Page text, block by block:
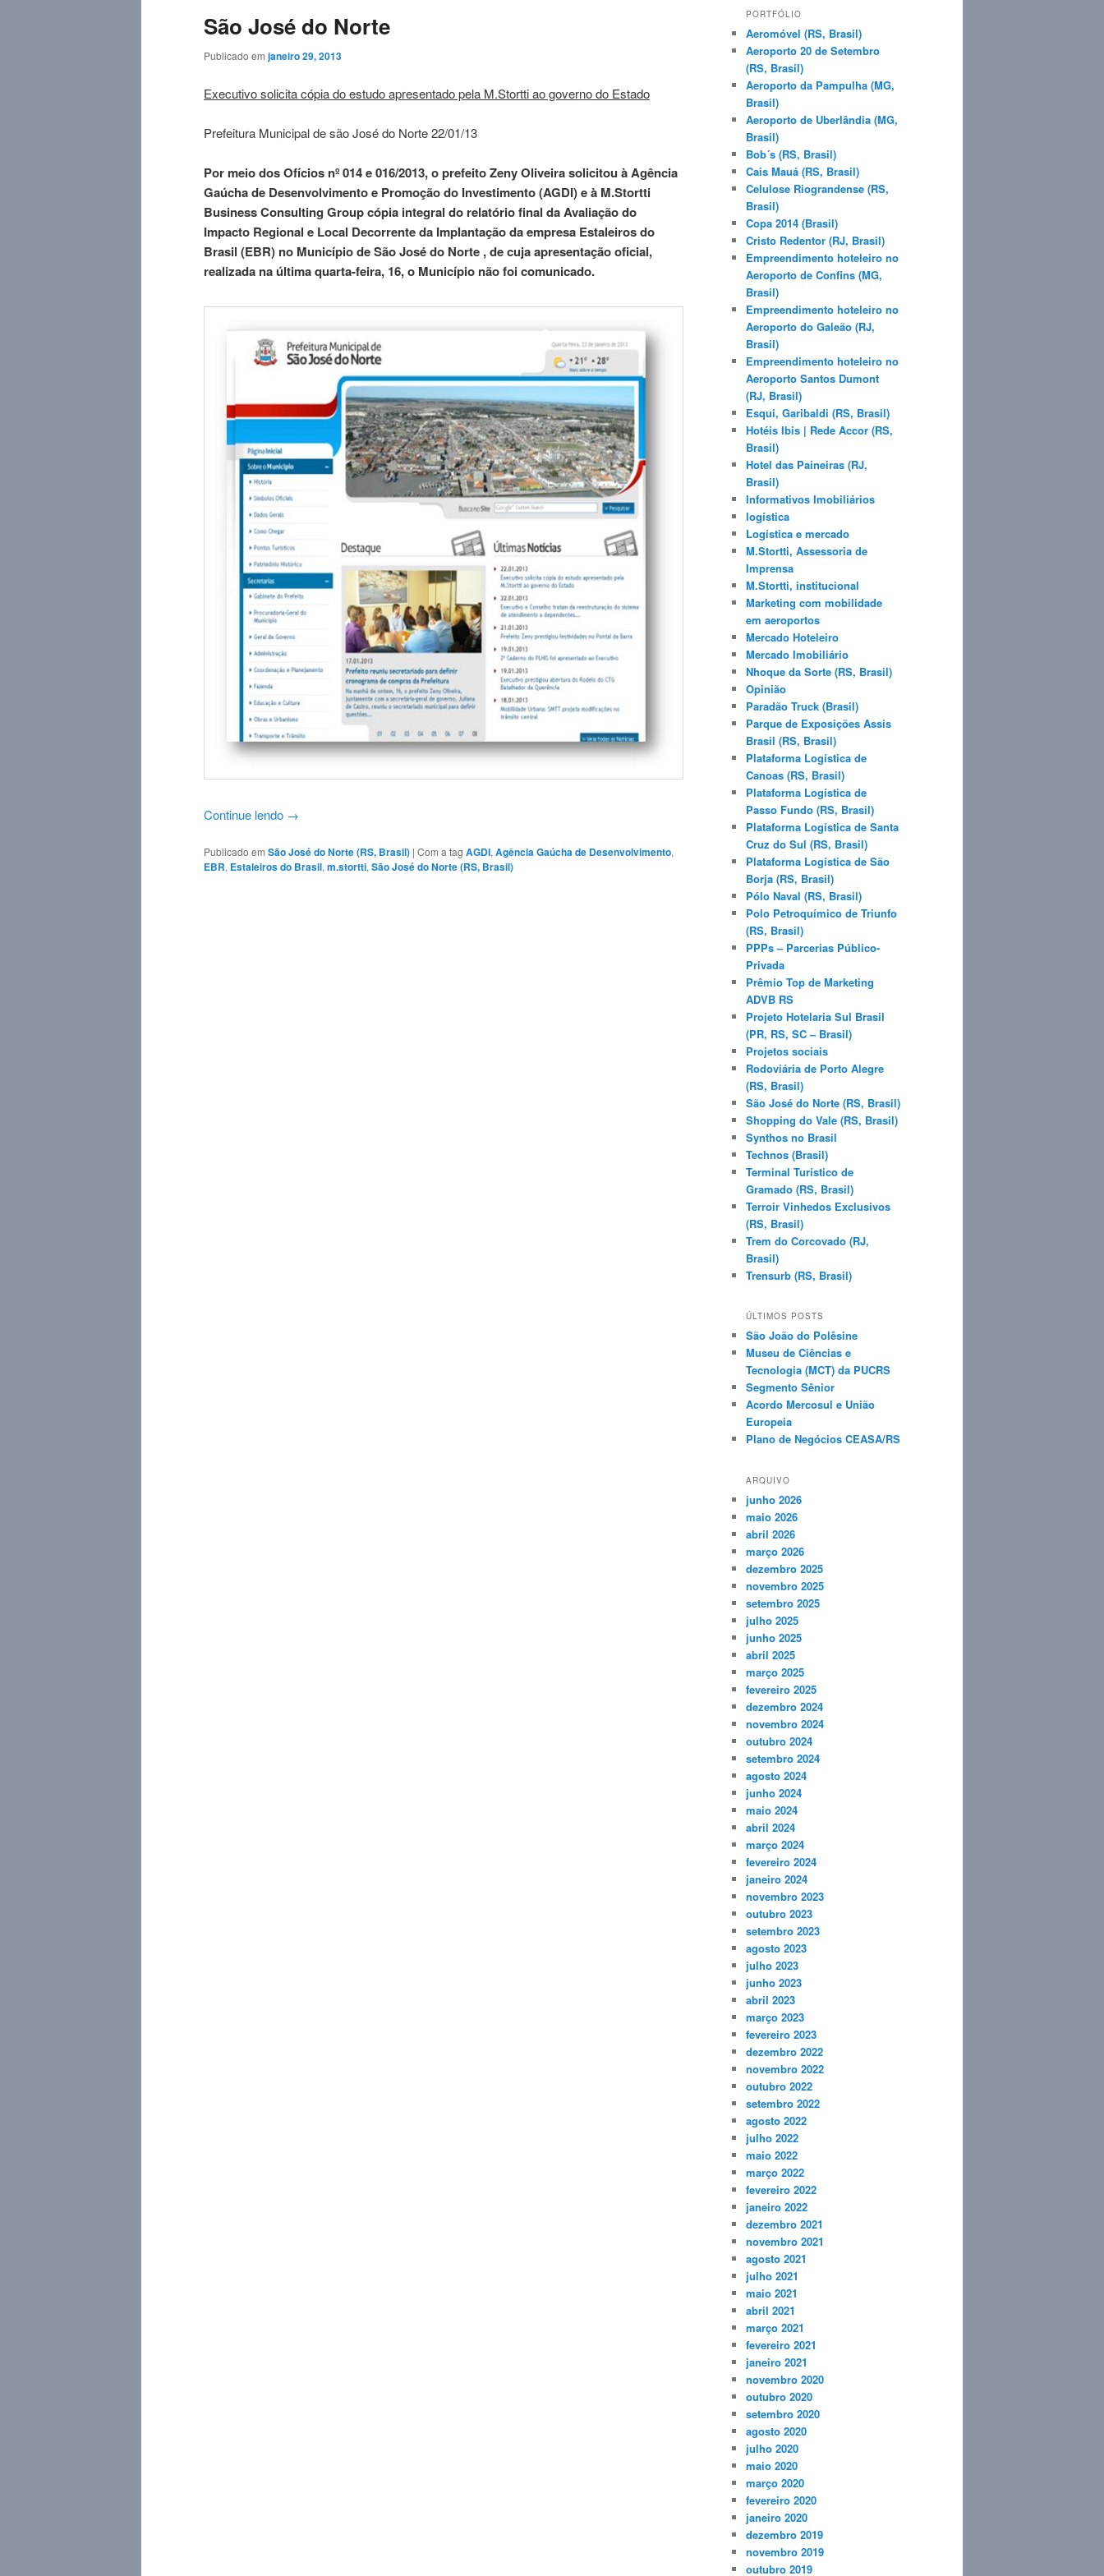
São José do Norte
Publicado em janeiro 29, 2013
Executivo solicita cópia do estudo apresentado pela M.Stortti ao governo do Estado
Prefeitura Municipal de são José do Norte 22/01/13
Por meio dos Ofícios nº 014 e 016/2013, o prefeito Zeny Oliveira solicitou à Agência
Gaúcha de Desenvolvimento e Promoção do Investimento (AGDI) e à M.Stortti
Business Consulting Group cópia integral do relatório final da Avaliação do
Impacto Regional e Local Decorrente da Implantação da empresa Estaleiros do
Brasil (EBR) no Município de São José do Norte , de cuja apresentação oficial,
realizada na última quarta-feira, 16, o Município não foi comunicado.
Continue lendo →
Publicado em São José do Norte (RS, Brasil) | Com a tag AGDI, Agência Gaúcha de Desenvolvimento,
EBR, Estaleiros do Brasil, m.stortti, São José do Norte (RS, Brasil)
q
i
s
a
r
PORTFÓLIO
Aeromóvel (RS, Brasil)
Aeroporto 20 de Setembro
(RS, Brasil)
Aeroporto da Pampulha (MG,
Brasil)
Aeroporto de Uberlândia (MG,
Brasil)
Bob´s (RS, Brasil)
Cais Mauá (RS, Brasil)
Celulose Riograndense (RS,
Brasil)
Copa 2014 (Brasil)
Cristo Redentor (RJ, Brasil)
Empreendimento hoteleiro no
Aeroporto de Confins (MG,
Brasil)
Empreendimento hoteleiro no
Aeroporto do Galeão (RJ,
Brasil)
Empreendimento hoteleiro no
Aeroporto Santos Dumont
(RJ, Brasil)
Esqui, Garibaldi (RS, Brasil)
Hotéis Ibis | Rede Accor (RS,
Brasil)
Hotel das Paineiras (RJ,
Brasil)
Informativos Imobiliários
logística
Logística e mercado
M.Stortti, Assessoria de
Imprensa
M.Stortti, institucional
Marketing com mobilidade
em aeroportos
Mercado Hoteleiro
Mercado Imobiliário
Nhoque da Sorte (RS, Brasil)
Opinião
Paradão Truck (Brasil)
Parque de Exposições Assis
Brasil (RS, Brasil)
Plataforma Logística de
Canoas (RS, Brasil)
Plataforma Logística de
Passo Fundo (RS, Brasil)
Plataforma Logística de Santa
Cruz do Sul (RS, Brasil)
Plataforma Logística de São
Borja (RS, Brasil)
Pólo Naval (RS, Brasil)
Polo Petroquímico de Triunfo
(RS, Brasil)
PPPs – Parcerias Público-
Privada
Prêmio Top de Marketing
ADVB RS
Projeto Hotelaria Sul Brasil
(PR, RS, SC – Brasil)
Projetos sociais
Rodoviária de Porto Alegre
(RS, Brasil)
São José do Norte (RS, Brasil)
Shopping do Vale (RS, Brasil)
Synthos no Brasil
Technos (Brasil)
Terminal Turístico de
Gramado (RS, Brasil)
Terroir Vinhedos Exclusivos
(RS, Brasil)
Trem do Corcovado (RJ,
Brasil)
Trensurb (RS, Brasil)
ÚLTIMOS POSTS
São João do Polêsine
Museu de Ciências e
Tecnologia (MCT) da PUCRS
Segmento Sênior
Acordo Mercosul e União
Europeia
Plano de Negócios CEASA/RS
ARQUIVO
junho 2026
maio 2026
abril 2026
março 2026
dezembro 2025
novembro 2025
setembro 2025
julho 2025
junho 2025
abril 2025
março 2025
fevereiro 2025
dezembro 2024
novembro 2024
outubro 2024
setembro 2024
agosto 2024
junho 2024
maio 2024
abril 2024
março 2024
fevereiro 2024
janeiro 2024
novembro 2023
outubro 2023
setembro 2023
agosto 2023
julho 2023
junho 2023
abril 2023
março 2023
fevereiro 2023
dezembro 2022
novembro 2022
outubro 2022
setembro 2022
agosto 2022
julho 2022
maio 2022
março 2022
fevereiro 2022
janeiro 2022
dezembro 2021
novembro 2021
agosto 2021
julho 2021
maio 2021
abril 2021
março 2021
fevereiro 2021
janeiro 2021
novembro 2020
outubro 2020
setembro 2020
agosto 2020
julho 2020
maio 2020
março 2020
fevereiro 2020
janeiro 2020
dezembro 2019
novembro 2019
outubro 2019